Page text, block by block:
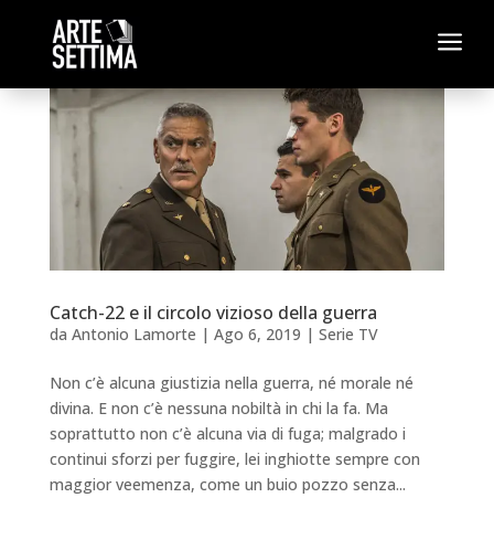
a
Catch-22 e il circolo vizioso della guerra
da Antonio Lamorte | Ago 6, 2019 | Serie TV
Non c’è alcuna giustizia nella guerra, né morale né
divina. E non c’è nessuna nobiltà in chi la fa. Ma
soprattutto non c’è alcuna via di fuga; malgrado i
continui sforzi per fuggire, lei inghiotte sempre con
maggior veemenza, come un buio pozzo senza...